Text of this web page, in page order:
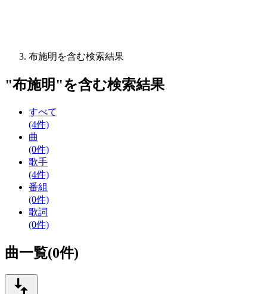
布施明を含む検索結果
"布施明 "を含む検索結果
すべて
(4件)
曲
(0件)
歌手
(4件)
番組
(0件)
歌詞
(0件)
曲一覧(0件)